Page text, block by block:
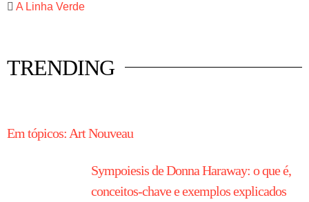
A Linha Verde
TRENDING
Em tópicos: Art Nouveau
Sympoiesis de Donna Haraway: o que é,
conceitos-chave e exemplos explicados